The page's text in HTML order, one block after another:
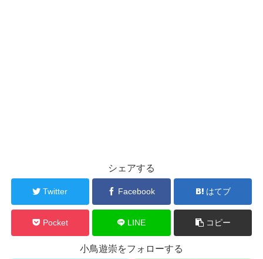
シェアする
Twitter Facebook はてブ
Pocket LINE コピー
小鳥遊崇をフォローする